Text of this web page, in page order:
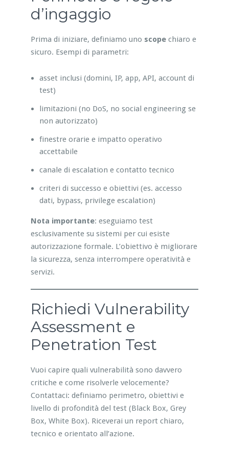
d’ingaggio
Prima di iniziare, definiamo uno scopechiaro e
sicuro. Esempi di parametri:
asset inclusi (domini, IP, app, API, account di
test)
limitazioni (no DoS, no social engineering se
non autorizzato)
finestre orarie e impatto operativo
accettabile
canale di escalation e contatto tecnico
criteri di successo e obiettivi (es. accesso
dati, bypass, privilege escalation)
Nota importante: eseguiamo test
esclusivamente su sistemi per cui esiste
autorizzazione formale. L’obiettivo è migliorare
la sicurezza, senza interrompere operatività e
servizi.
Richiedi Vulnerability
Assessment e
Penetration Test
Vuoi capire quali vulnerabilità sono davvero
critiche e come risolverle velocemente?
Contattaci: definiamo perimetro, obiettivi e
livello di profondità del test (Black Box, Grey
Box, White Box). Riceverai un report chiaro,
tecnico e orientato all’azione.